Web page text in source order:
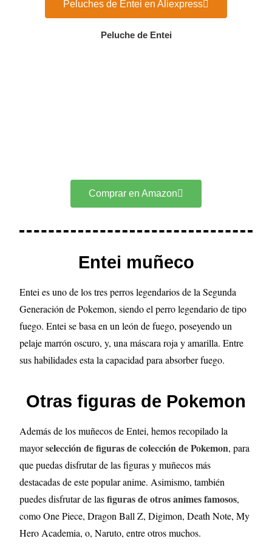
Peluches de Entei en Aliexpress
Peluche de Entei
Comprar en Amazon
Entei muñeco
Entei es uno de los tres perros legendarios de la Segunda
Generación de Pokemon, siendo el perro legendario de tipo
fuego. Entei se basa en un león de fuego, poseyendo un
pelaje marrón oscuro, y, una máscara roja y amarilla. Entre
sus habilidades esta la capacidad para absorber fuego.
Otras figuras de Pokemon
Además de los muñecos de Entei, hemos recopilado la
mayorselección de figuras de colección de Pokemon, para
que puedas disfrutar de las figuras y muñecos más
destacadas de este popular anime. Asimismo, también
puedes disfrutar de lasfiguras de otros animes famosos,
como One Piece, Dragon Ball Z, Digimon, Death Note, My
Hero Academia, o, Naruto, entre otros muchos.